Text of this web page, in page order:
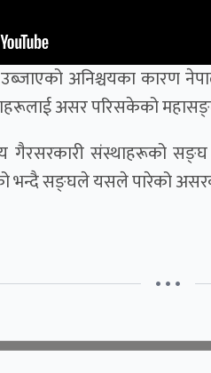
अनिश्चयका कारण
असर परिसकेको
गैरसरकारी
भन्दै सङ्घले यसले पारेको
• • •